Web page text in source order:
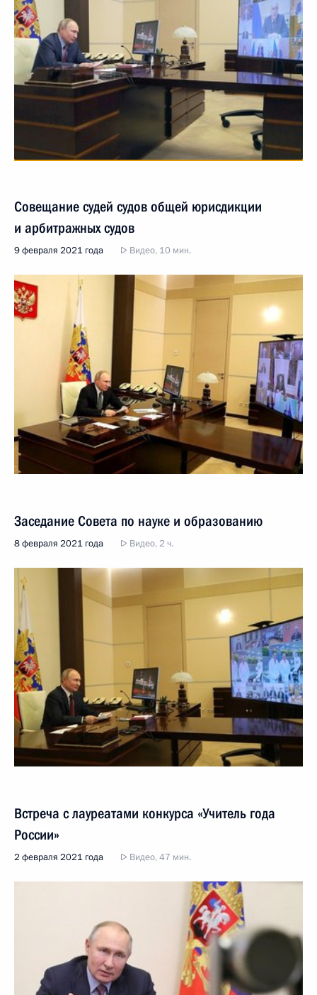
Совещание судей судов общей юрисдикции
и арбитражных судов
9 февраля 2021 года Видео, 10 мин.
Заседание Совета по науке и образованию
8 февраля 2021 года Видео, 2 ч.
Встреча с лауреатами конкурса «Учитель года
России»
2 февраля 2021 года Видео, 47 мин.